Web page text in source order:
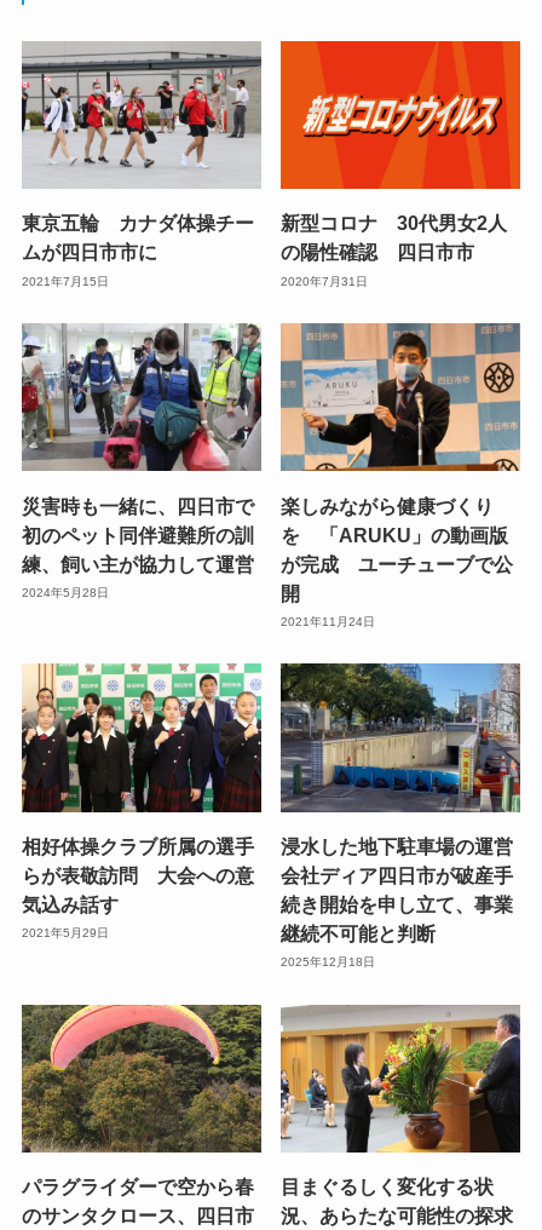
東京五輪 カナダ体操チー
ムが四日市市に
2021年7月15日
新型コロナ 30代男女2人
の陽性確認 四日市市
2020年7月31日
災害時も一緒に、四日市で
初のペット同伴避難所の訓
練、飼い主が協力して運営
2024年5月28日
楽しみながら健康づくり
を 「ARUKU」の動画版
が完成 ユーチューブで公
開
2021年11月24日
相好体操クラブ所属の選手
らが表敬訪問 大会への意
気込み話す
2021年5月29日
浸水した地下駐車場の運営
会社ディア四日市が破産手
続き開始を申し立て、事業
継続不可能と判断
2025年12月18日
パラグライダーで空から春
のサンタクロース、四日市
目まぐるしく変化する状
況、あらたな可能性の探求